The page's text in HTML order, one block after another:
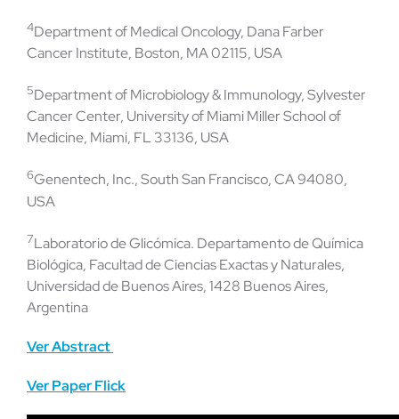
4Department of Medical Oncology, Dana Farber
Cancer Institute, Boston, MA 02115, USA
5Department of Microbiology & Immunology, Sylvester
Cancer Center, University of Miami Miller School of
Medicine, Miami, FL 33136, USA
6Genentech, Inc., South San Francisco, CA 94080,
USA
7Laboratorio de Glicómica. Departamento de Química
Biológica, Facultad de Ciencias Exactas y Naturales,
Universidad de Buenos Aires, 1428 Buenos Aires,
Argentina
Ver Abstract
Ver Paper Flick